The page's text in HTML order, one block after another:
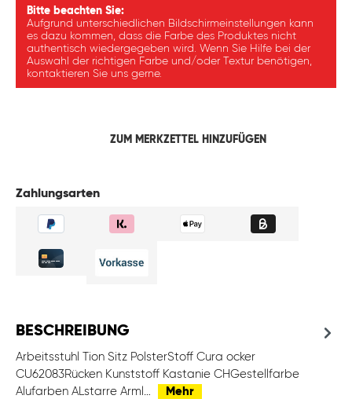
Bitte beachten Sie:
Aufgrund unterschiedlichen Bildschirmeinstellungen kann
es dazu kommen, dass die Farbe des Produktes nicht
authentisch wiedergegeben wird. Wenn Sie Hilfe bei der
Auswahl der richtigen Farbe und/oder Textur benötigen,
kontaktieren Sie uns gerne.
ZUM MERKZETTEL HINZUFÜGEN
Zahlungsarten
BESCHREIBUNG
Arbeitsstuhl Tion Sitz PolsterStoff Cura ocker
CU62083Rücken Kunststoff Kastanie CHGestellfarbe
Alufarben ALstarre Arml…
Mehr